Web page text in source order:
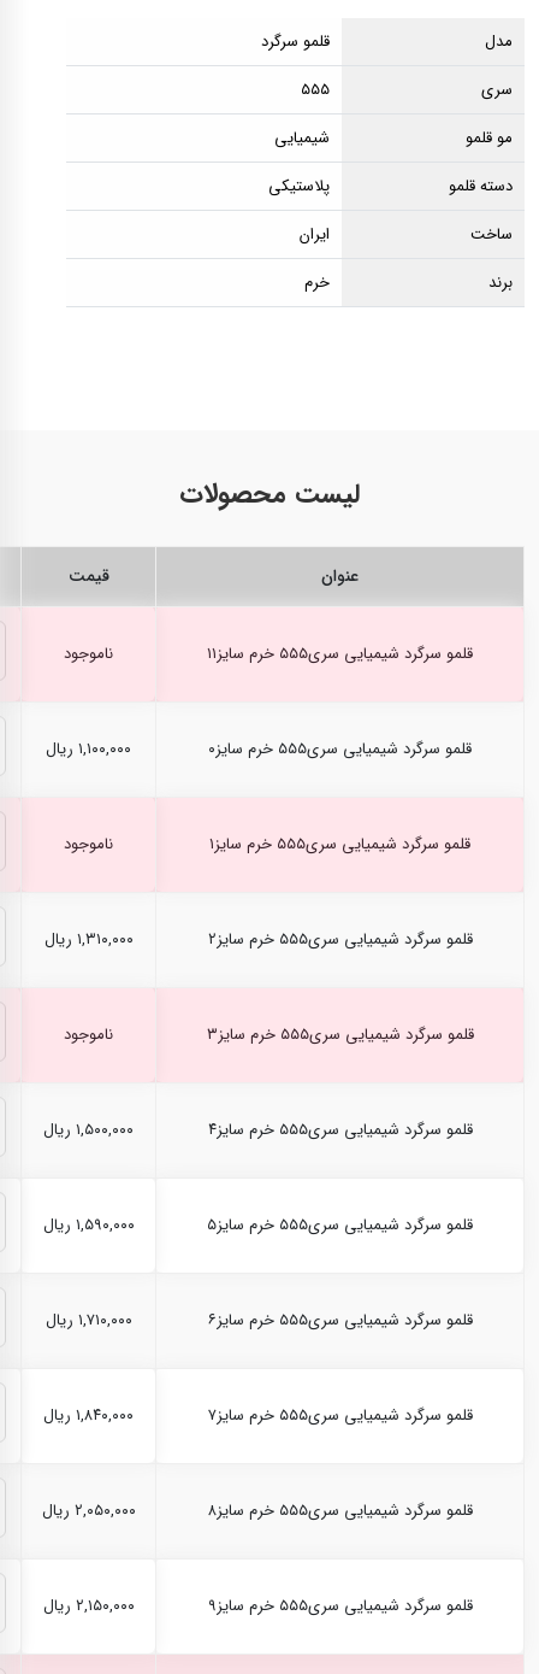
مدل
قلمو سرگرد
سری
۵۵۵
مو قلمو
شیمیایی
دسته قلمو
پلاستیکی
ساخت
ایران
برند
خرم
لیست محصولات
عنوان قیمت
قلمو سرگرد شیمیایی سری۵۵۵ خرم سایز۱۱ ناموجود
قلمو سرگرد شیمیایی سری۵۵۵ خرم سایز۰ ۱,۱۰۰,۰۰۰ ریال
قلمو سرگرد شیمیایی سری۵۵۵ خرم سایز۱ ناموجود
قلمو سرگرد شیمیایی سری۵۵۵ خرم سایز۲ ۱,۳۱۰,۰۰۰ ریال
قلمو سرگرد شیمیایی سری۵۵۵ خرم سایز۳ ناموجود
قلمو سرگرد شیمیایی سری۵۵۵ خرم سایز۴ ۱,۵۰۰,۰۰۰ ریال
قلمو سرگرد شیمیایی سری۵۵۵ خرم سایز۵ ۱,۵۹۰,۰۰۰ ریال
قلمو سرگرد شیمیایی سری۵۵۵ خرم سایز۶ ۱,۷۱۰,۰۰۰ ریال
قلمو سرگرد شیمیایی سری۵۵۵ خرم سایز۷ ۱,۸۴۰,۰۰۰ ریال
قلمو سرگرد شیمیایی سری۵۵۵ خرم سایز۸ ۲,۰۵۰,۰۰۰ ریال
قلمو سرگرد شیمیایی سری۵۵۵ خرم سایز۹ ۲,۱۵۰,۰۰۰ ریال